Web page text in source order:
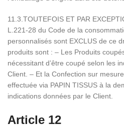
11.3.TOUTEFOIS ET PAR
L.221-28 du Code de la
personnalisés sont EXCLUS de ce
produits sont : – Les Produits
nécessitant d’être coupé selon les
Client. – Et la Confection sur
effectuée via PAPIN TISSUS à la
indications données par le Client.
Article 12